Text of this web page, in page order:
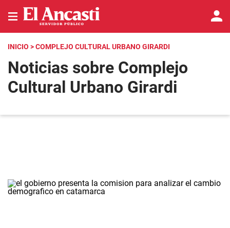
INICIO > COMPLEJO CULTURAL URBANO GIRARDI
Noticias sobre Complejo
Cultural Urbano Girardi